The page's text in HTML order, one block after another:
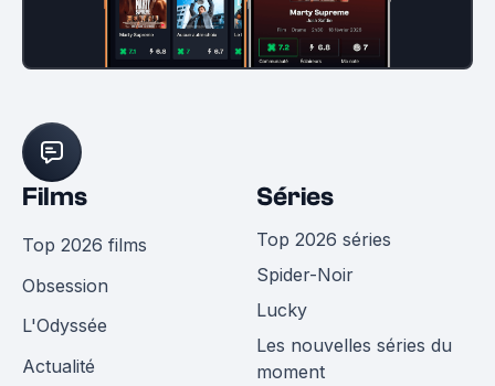
Films
Top 2026 films
Obsession
L'Odyssée
Actualité
Séries
Top 2026 séries
Spider-Noir
Lucky
Les nouvelles séries du
moment